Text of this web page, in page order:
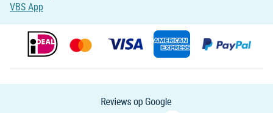
VBS App